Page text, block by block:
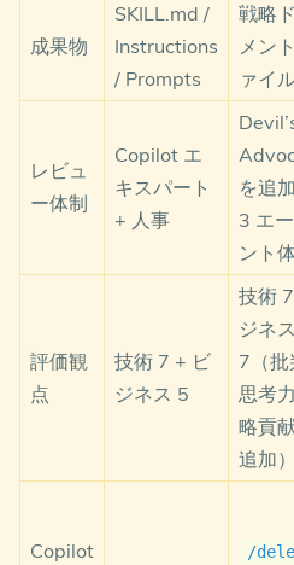
成果物
SKILL.md /
Instructions
/ Prompts
戦略
メン
ァイ
レビュ
ー体制
Copilot エ
キスパート
+ 人事
を追
3 エ
ント
評価観
点
技術 7 + ビ
ジネス 5
技術
ジネス
7（批
思考
略貢
追加）
Copilot
/